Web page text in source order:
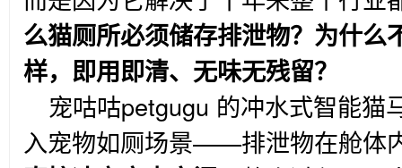
么猫厕所必须储存排泄物？为什么
样，即用即清、无味无残留？
宠咕咕petgugu 的冲水式智能猫
入宠物如厕场景——排泄物在舱体